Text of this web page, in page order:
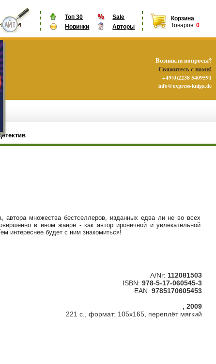
Топ 30
Sale
Новинки
Авторы
Корзина
Товаров: 0
множества бестселлеров, изданных едва ли не во всех
в ином жанре - как автор ироничной и увлекательной
интереснее будет с ним знакомиться!
A/Nr: 112081503
ISBN: 978-5-17-060545-3
EAN: 9785170605453
, 2009
221 с., формат: 105х165, переплёт мягкий
Возникли вопросы?
Свяжитесь с нами!
+49(0)2238 5409591
info@express-kniga.de